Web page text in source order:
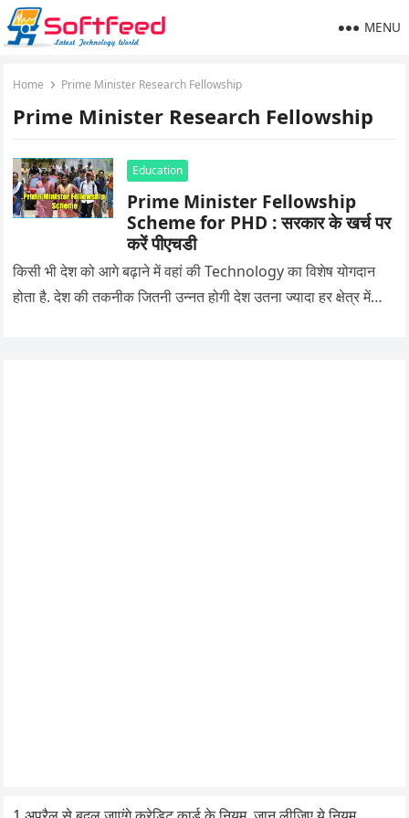
MENU
Home Prime Minister Research Fellowship
Prime Minister Research Fellowship
Education
Prime Minister Fellowship
Scheme for PHD : सरकार के खर्च पर
करें पीएचडी
किसी भी देश को आगे बढ़ाने में वहां की Technology का विशेष योगदान
होता है. देश की तकनीक जितनी उन्नत होगी देश उतना ज्यादा हर क्षेत्र में…